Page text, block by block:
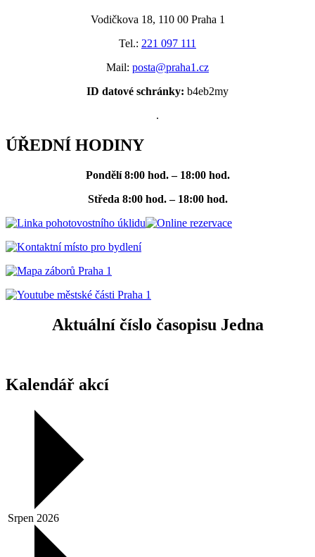
Vodičkova 18, 110 00 Praha 1
Tel.: 221 097 111
Mail: posta@praha1.cz
ID datové schránky: b4eb2my
.
ÚŘEDNÍ HODINY
Pondělí 8:00 hod. – 18:00 hod.
Středa 8:00 hod. – 18:00 hod.
Aktuální číslo časopisu Jedna
Kalendář akcí
Srpen 2026